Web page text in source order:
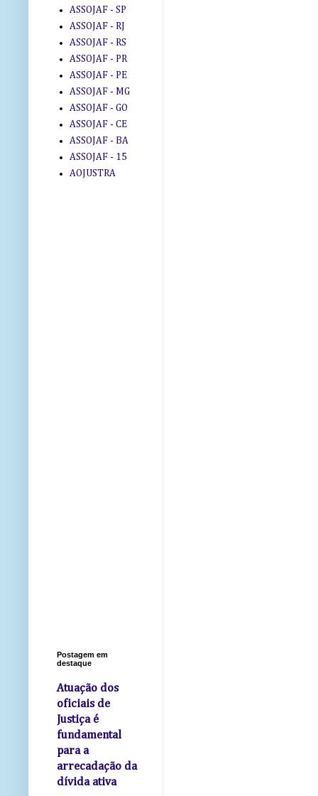
ASSOJAF - SP
ASSOJAF - RJ
ASSOJAF - RS
ASSOJAF - PR
ASSOJAF - PE
ASSOJAF - MG
ASSOJAF - GO
ASSOJAF - CE
ASSOJAF - BA
ASSOJAF - 15
AOJUSTRA
Postagem em
destaque
Atuação dos
oficiais de
Justiça é
fundamental
para a
arrecadação da
dívida ativa